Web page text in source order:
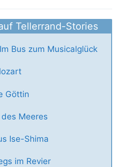
Tellerrand-Stories
Bus zum Musicalglück
Göttin
Meeres
Ise-Shima
im Revier